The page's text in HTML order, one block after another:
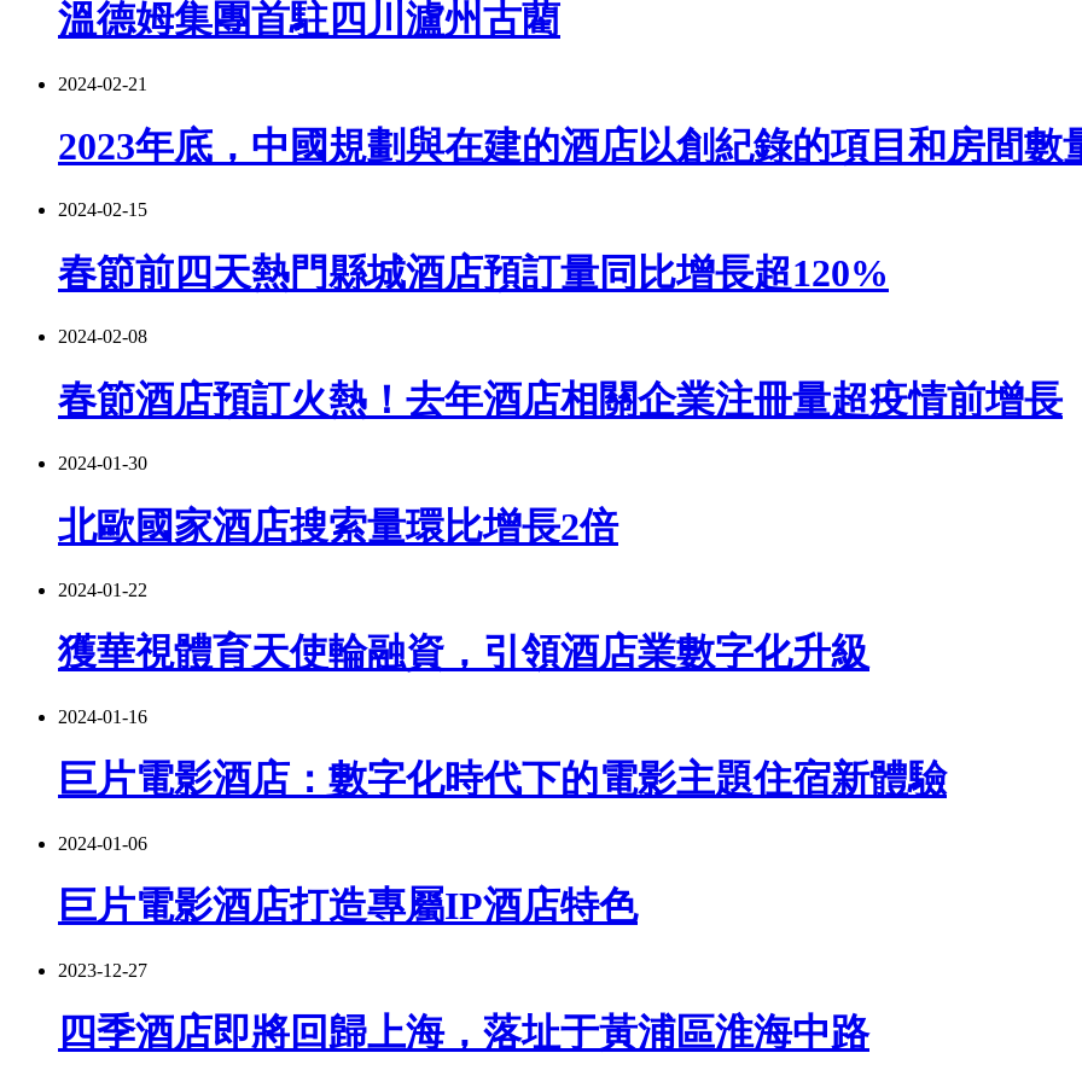
溫德姆集團首駐四川瀘州古藺
2024-02-21
2023年底，中國規劃與在建的酒店以創紀錄的項目和房間數
2024-02-15
春節前四天熱門縣城酒店預訂量同比增長超120%
2024-02-08
春節酒店預訂火熱！去年酒店相關企業注冊量超疫情前增長
2024-01-30
北歐國家酒店搜索量環比增長2倍
2024-01-22
獲華視體育天使輪融資，引領酒店業數字化升級
2024-01-16
巨片電影酒店：數字化時代下的電影主題住宿新體驗
2024-01-06
巨片電影酒店打造專屬IP酒店特色
2023-12-27
四季酒店即將回歸上海，落址于黃浦區淮海中路